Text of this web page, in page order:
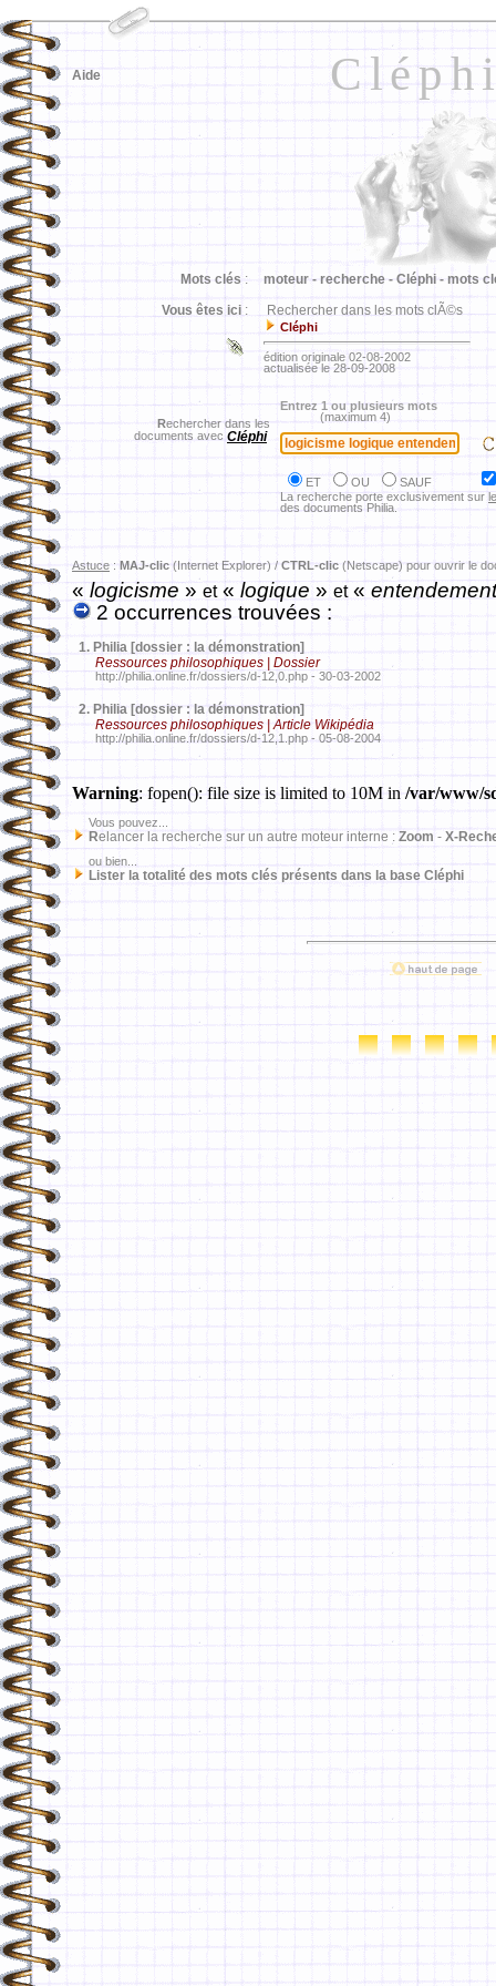
Aide
Mots clés : moteur - recherche - Cléphi - mots
Vous êtes ici : Rechercher dans les mots clÃ©s
Cléphi
édition originale 02-08-2002
actualisée le 28-09-2008
Rechercher dans les
documents avec Cléphi
Entrez 1 ou plusieurs mots
(maximum 4)
ET OU
SAUF
La recherche porte exclusivement sur
des documents Philia.
Astuce : MAJ-clic (Internet Explorer) / CTRL-clic (Netscape) pour ouvrir le
«logicisme» et« logique » et«
2 occurrences trouvées :
1. Philia [dossier : la démonstration]
Ressources philosophiques | Dossier
http://philia.online.fr/dossiers/d-12,0.php - 30-03-2002
2. Philia [dossier : la démonstration]
Ressources philosophiques | Article Wikipédia
http://philia.online.fr/dossiers/d-12,1.php - 05-08-2004
Warning: fopen(): file size is limited to 10M in /var/www/
Vous pouvez...
Relancer la recherche sur un autre moteur interne : Zoom - X-
ou bien...
Lister la totalité des mots clés présents dans la base Cléphi